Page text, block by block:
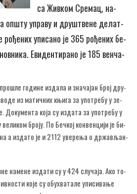
са Жив­ком Сре­мац, на­
упра­ву и дру­штве­не де­лат­
ро­ђе­них упи­са­но је 365 ро­ђе­них бе­
Еви­ден­ти­ра­но је 185 вен­ча­
го­ди­не из­да­ла и зна­ча­јан број дру­
из ма­тич­них књи­га за упо­тре­бу у зе­
ко­ја су из­да­та за упо­тре­бу у
бро­ју. По Беч­кој кон­вен­ци­ји је би­
а из­да­то је и 2112 уве­ре­ња о др­жа­вљан­
на­ме­не из­да­ти су у 424 слу­ча­ја. Ако то­
ко­је су об­у­хва­та­ле упи­си­ва­ње